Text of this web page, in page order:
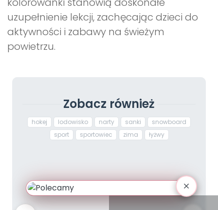
uzupełnienie lekcji, zachęcając dzieci do
aktywności i zabawy na świeżym
powietrzu.
Zobacz również
hokej lodowisko narty sanki
snowboard
sport
sportowiec zima łyżwy